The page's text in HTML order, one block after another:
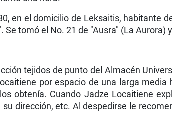
en el domicilio de Leksaitis, habitante
tomó el No. 21 de "Ausra" (La
tejidos de punto del Almacén
por espacio de una larga
obtenía. Cuando Jadze Locaitiene
dirección, etc. Al despedirse le